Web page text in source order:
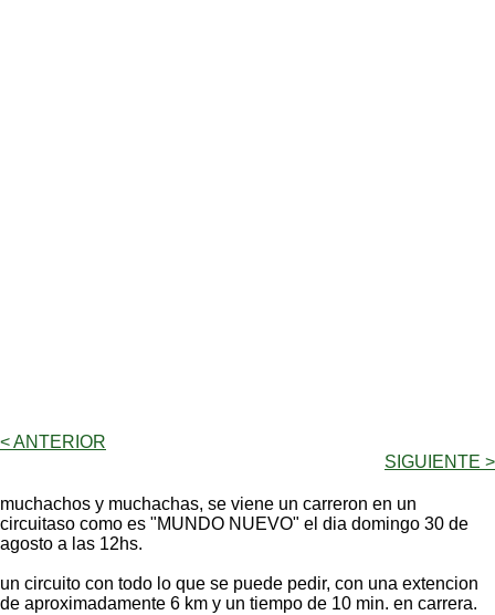
< ANTERIOR
SIGUIENTE >
muchachos y muchachas, se viene un carreron en un
circuitaso como es "MUNDO NUEVO" el dia domingo 30 de
agosto a las 12hs.
un circuito con todo lo que se puede pedir, con una extencion
de aproximadamente 6 km y un tiempo de 10 min. en carrera.